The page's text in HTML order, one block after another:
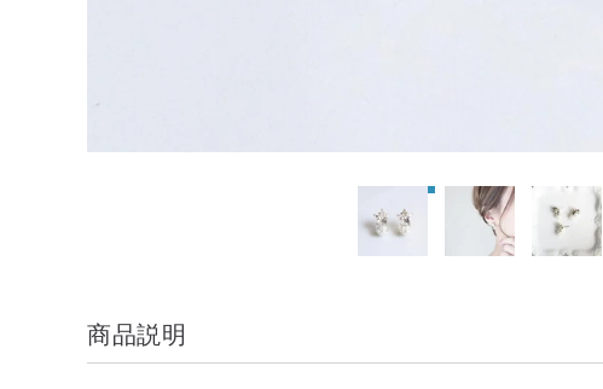
商品説明